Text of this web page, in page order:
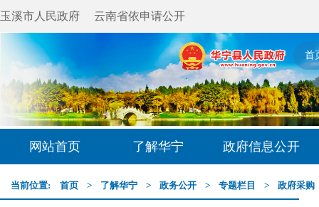
玉溪市人民政府 云南省依申请公开
首
网站首页 了解华宁 政府信息公开
当前位置: 首页 > 了解华宁 > 政务公开 > 专题栏目 > 政府采购